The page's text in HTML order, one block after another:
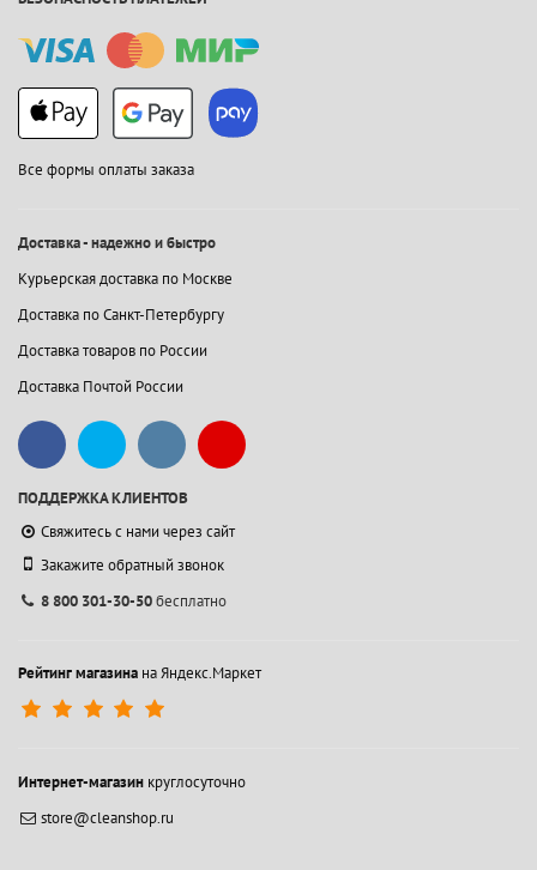
Все формы оплаты заказа
Доставка - надежно и быстро
Курьерская доставка по Москве
Доставка по Санкт-Петербургу
Доставка товаров по России
Доставка Почтой России
ПОДДЕРЖКА КЛИЕНТОВ
Свяжитесь с нами через сайт
Закажите обратный звонок
8 800 301-30-50бесплатно
Рейтинг магазина на Яндекс.Маркет
Интернет-магазин круглосуточно
store@cleanshop.ru